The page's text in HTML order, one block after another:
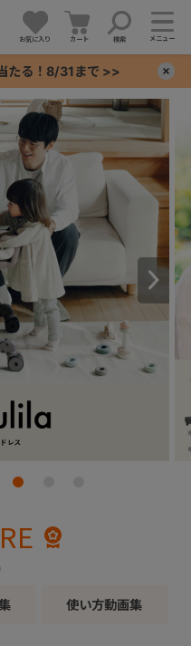
お気に入り カート 検索 メニュー
たる！8/31まで >>
使い方動画集